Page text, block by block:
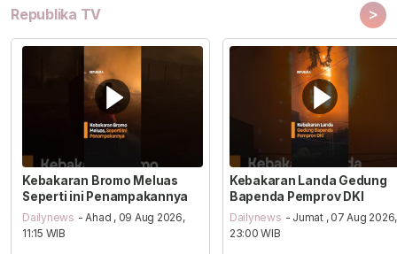
Republika TV >
Kebakaran Bromo Meluas
Seperti ini Penampakannya
Dailynews - Ahad , 09 Aug 2026,
11:15 WIB
Kebakaran Landa Gedung
Bapenda Pemprov DKI
Dailynews - Jumat , 07 Aug 2026,
23:00 WIB